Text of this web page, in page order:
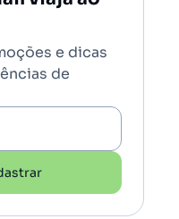
e dicas
de